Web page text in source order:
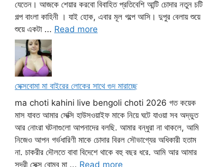
যেতেন। আজকে শেয়ার করবো বিবাহিত প্রতিবেশি আন্টি চোদার নতুন চটি
গল্প বাংলা কাহিনী । যাই হোক, এবার মূল গল্পে আসি। দুপুর বেলায় শুয়ে
শুয়ে একটা ... Read more
সেক্সবোমা মা বাইরের লোকের সাথে গুদ মারাচ্ছে
ma choti kahini live bengoli choti 2026 গত কয়েক
মাস যাবত আমার সেক্সি হাউসওয়াইফ মাকে নিয়ে ঘটে যাওয়া সব অদ্ভুত
আর নোংরা ঘটনাগুলো আপনাদের বলছি. আমার বন্ধুরা না থাকলে, আমি
নিজেও আপন গর্ভধারিণী মাকে চোদার বিরল সৌভাগ্যের অধিকারী হতাম
না. চাকরীর দৌলতে বাবা বিদেশে থাকে বহু বছর ধরে. আমি আর আমার
সুন্দরী সেক্স বোম্ব মা ... Read more